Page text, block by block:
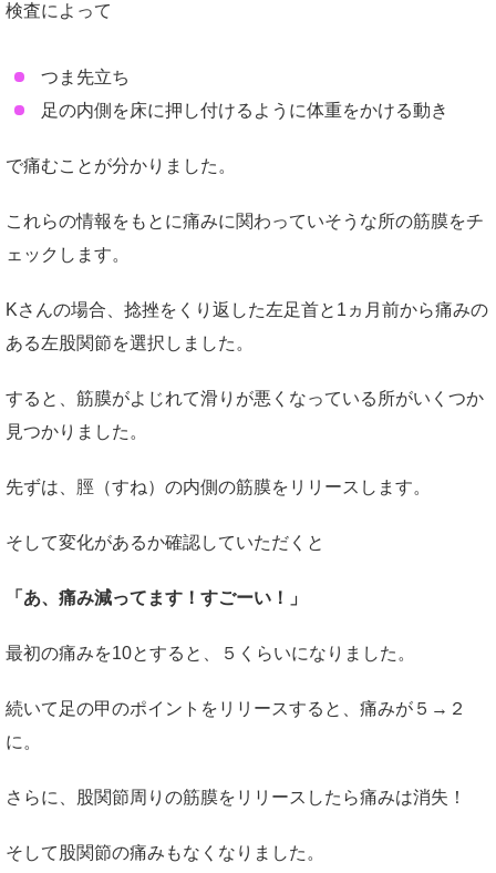
検査によって
つま先立ち
足の内側を床に押し付けるように体重をかける動き
で痛むことが分かりました。
これらの情報をもとに痛みに関わっていそうな所の筋膜をチ
ェックします。
Kさんの場合、捻挫をくり返した左足首と1ヵ月前から痛みの
ある左股関節を選択しました。
すると、筋膜がよじれて滑りが悪くなっている所がいくつか
見つかりました。
先ずは、脛（すね）の内側の筋膜をリリースします。
そして変化があるか確認していただくと
「あ、痛み減ってます！すごーい！」
最初の痛みを10とすると、５くらいになりました。
続いて足の甲のポイントをリリースすると、痛みが５→２
に。
さらに、股関節周りの筋膜をリリースしたら痛みは消失！
そして股関節の痛みもなくなりました。